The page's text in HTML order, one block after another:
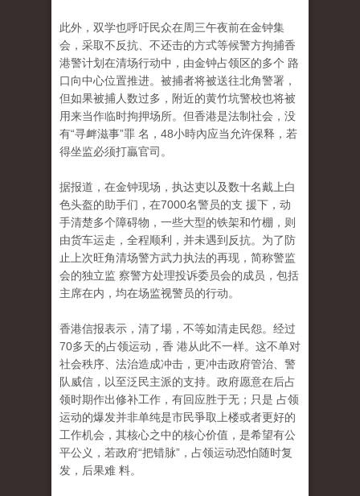
此外，双学也呼吁民众在周三午夜前在金钟集
会，采取不反抗、不还击的方式等候警方拘捕香
港警计划在清场行动中，由金钟占领区的多个 路
口向中心位置推进。被捕者将被送往北角警署，
但如果被捕人数过多，附近的黄竹坑警校也将被
用来当作临时拘押场所。但香港是法制社会，没
有“寻衅滋事”罪 名，48小時內应当允许保释，若
得坐监必须打贏官司。
据报道，在金钟现场，执达吏以及数十名戴上白
色头盔的助手们，在7000名警员的支 援下，动
手清楚多个障碍物，一些大型的铁架和竹棚，则
由货车运走，全程顺利，并未遇到反抗。为了防
止上次旺角清场警方武力执法的再现，简称警监
会的独立监 察警方处理投诉委员会的成员，包括
主席在内，均在场监视警员的行动。
香港信报表示，清了場，不等如清走民怨。经过
70多天的占领运动，香 港从此不一样。这不单对
社会秩序、法治造成冲击，更冲击政府管治、警
队威信，以至泛民主派的支持。政府愿意在后占
领时期作出修补工作，有回应胜于无；只是 占领
运动的爆发并非单纯是市民爭取上楼或者更好的
工作机会，其核心之中的核心价值，是希望有公
平公义，若政府“把错脉”，占领运动恐怕随时复
发，后果难 料。